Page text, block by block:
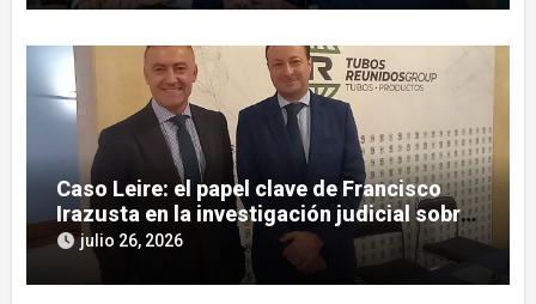
Caso Leire: el papel clave de Francisco
Irazusta en la investigación judicial sobre
Tubos Reunidos
julio 26, 2026